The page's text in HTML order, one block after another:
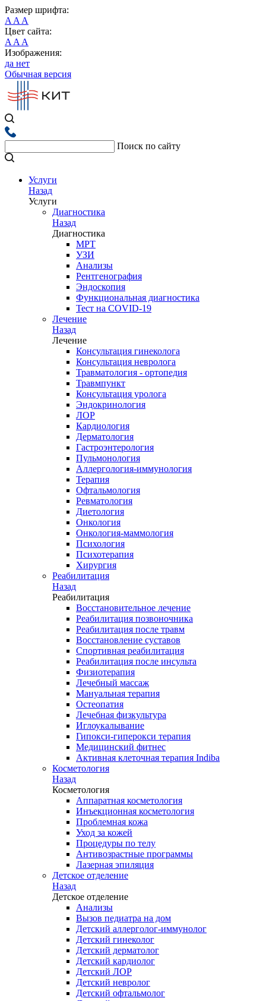
Размер шрифта:
A A A
Цвет сайта:
A A A
Изображения:
да нет
Обычная версия
Поиск по сайту
Услуги
Назад
Услуги
Диагностика
Назад
Диагностика
МРТ
УЗИ
Анализы
Рентгенография
Эндоскопия
Функциональная диагностика
Тест на COVID-19
Лечение
Назад
Лечение
Консультация гинеколога
Консультация невролога
Травматология - ортопедия
Травмпункт
Консультация уролога
Эндокринология
ЛОР
Кардиология
Дерматология
Гастроэнтерология
Пульмонология
Аллергология-иммунология
Терапия
Офтальмология
Ревматология
Диетология
Онкология
Онкология-маммология
Психология
Психотерапия
Хирургия
Реабилитация
Назад
Реабилитация
Восстановительное лечение
Реабилитация позвоночника
Реабилитация после травм
Восстановление суставов
Спортивная реабилитация
Реабилитация после инсульта
Физиотерапия
Лечебный массаж
Мануальная терапия
Остеопатия
Лечебная физкультура
Иглоукалывание
Гипокси-гиперокси терапия
Медицинский фитнес
Активная клеточная терапия Indiba
Косметология
Назад
Косметология
Аппаратная косметология
Инъекционная косметология
Проблемная кожа
Уход за кожей
Процедуры по телу
Антивозрастные программы
Лазерная эпиляция
Детское отделение
Назад
Детское отделение
Анализы
Вызов педиатра на дом
Детский аллерголог-иммунолог
Детский гинеколог
Детский дерматолог
Детский кардиолог
Детский ЛОР
Детский невролог
Детский офтальмолог